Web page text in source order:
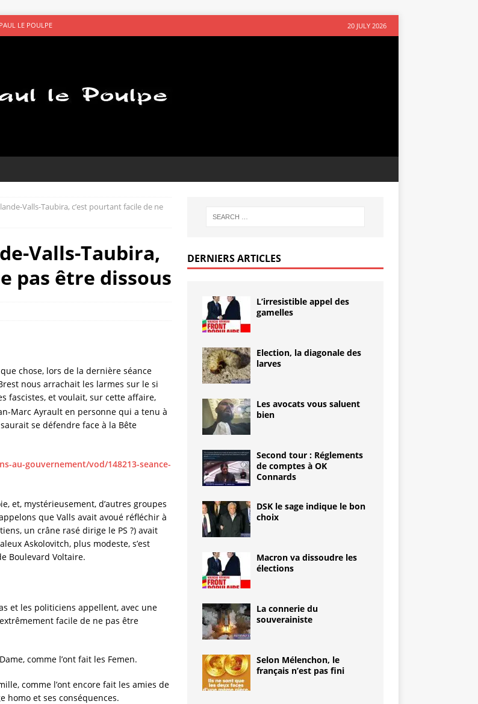
PAUL LE POULPE
PAUL LE POULPE
20 JULY 2026
Valls-Taubira, c’est pourtant facile de ne
Valls-Taubira,
pas être dissous
chose, lors de la dernière séance
nous arrachait les larmes sur le si
fascistes, et voulait, sur cette affaire,
Marc Ayrault en personne qui a tenu à
se défendre face à la Bête
au-gouvernement/vod/148213-seance-
et, mystérieusement, d’autres groupes
que Valls avait avoué réfléchir à
un crâne rasé dirige le PS ?) avait
Askolovitch, plus modeste, s’est
Boulevard Voltaire.
et les politiciens appellent, avec une
facile de ne pas être
comme l’ont fait les Femen.
comme l’ont encore fait les amies de
homo et ses conséquences.
DERNIERS ARTICLES
L’irresistible appel des
gamelles
Election, la diagonale des
larves
Les avocats vous saluent
bien
Second tour : Réglements
de comptes à OK
Connards
DSK le sage indique le bon
choix
Macron va dissoudre les
élections
La connerie du
souverainiste
Selon Mélenchon, le
français n’est pas fini